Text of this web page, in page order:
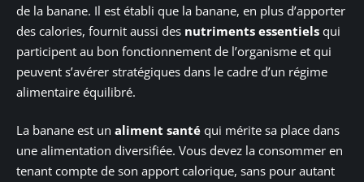
de la banane. Il est établi que la banane, en plus d’apporter
des calories, fournit aussi des nutriments essentiels qui
participent au bon fonctionnement de l’organisme et qui
peuvent s’avérer stratégiques dans le cadre d’un régime
alimentaire équilibré.
La banane est un aliment santé qui mérite sa place dans
une alimentation diversifiée. Vous devez la consommer en
tenant compte de son apport calorique, sans pour autant